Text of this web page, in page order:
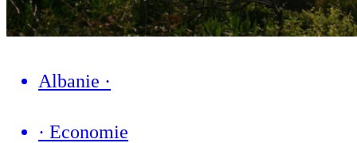
Albanie ·
· Economie